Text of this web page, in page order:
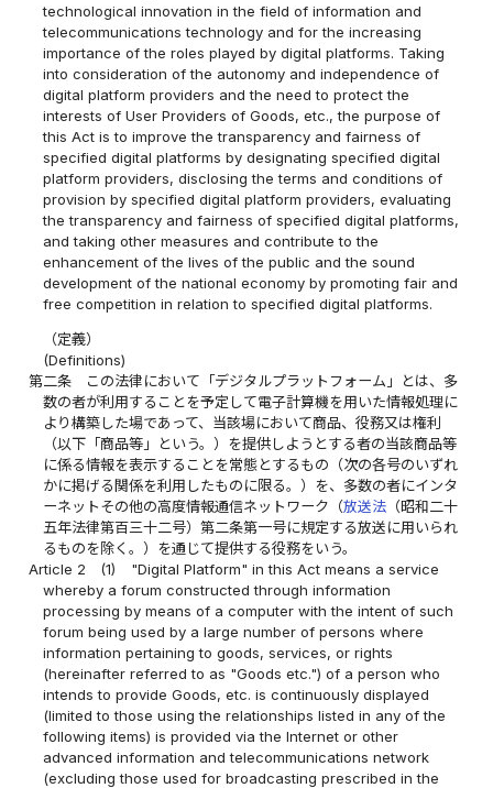
technological innovation in the field of information and
telecommunications technology and for the increasing
importance of the roles played by digital platforms. Taking
into consideration of the autonomy and independence of
digital platform providers and the need to protect the
interests of User Providers of Goods, etc., the purpose of
this Act is to improve the transparency and fairness of
specified digital platforms by designating specified digital
platform providers, disclosing the terms and conditions of
provision by specified digital platform providers, evaluating
the transparency and fairness of specified digital platforms,
and taking other measures and contribute to the
enhancement of the lives of the public and the sound
development of the national economy by promoting fair and
free competition in relation to specified digital platforms.
（定義）
(Definitions)
第二条
この法律において「デジタルプラットフォーム」とは、多
数の者が利用することを予定して電子計算機を用いた情報処理に
より構築した場であって、当該場において商品、役務又は権利
（以下「商品等」という。）を提供しようとする者の当該商品等
に係る情報を表示することを常態とするもの（次の各号のいずれ
かに掲げる関係を利用したものに限る。）を、多数の者にインタ
ーネットその他の高度情報通信ネットワーク（放送法 （昭和二十
五年法律第百三十二号）第二条第一号に規定する放送に用いられ
るものを除く。）を通じて提供する役務をいう。
Article 2
(1)
"Digital Platform" in this Act means a service
whereby a forum constructed through information
processing by means of a computer with the intent of such
forum being used by a large number of persons where
information pertaining to goods, services, or rights
(hereinafter referred to as "Goods etc.") of a person who
intends to provide Goods, etc. is continuously displayed
(limited to those using the relationships listed in any of the
following items) is provided via the Internet or other
advanced information and telecommunications network
(excluding those used for broadcasting prescribed in the